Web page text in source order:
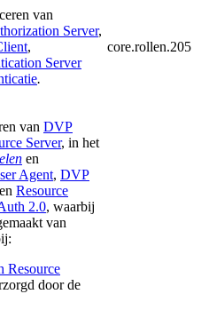
van
Server,
,
Server
.
core.rollen.205
van DVP
Server, in het
en
Agent, DVP
Resource
2.0, waarbij
van
Resource
door de